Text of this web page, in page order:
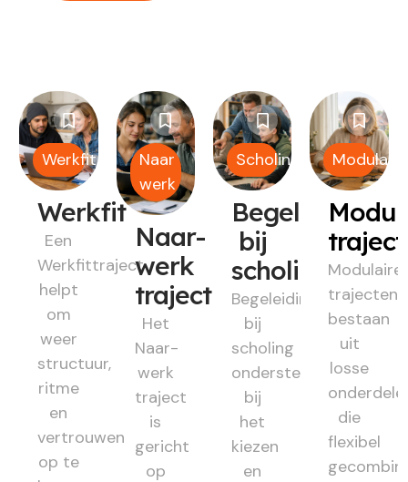
Werkfit
Werkfit
Een
Werkfittraject
helpt
om
weer
structuur,
ritme
en
vertrouwen
op te
Naar
werk
Naar-
werk
traject
Het
Naar-
werk
traject
is
gericht
op
Scholing
Begeleiding
bij
scholing
Begeleiding
bij
scholing
ondersteunt
bij
het
kiezen
en
Modulair
Modulaire
trajecten
bestaan
uit
losse
die
flexibel